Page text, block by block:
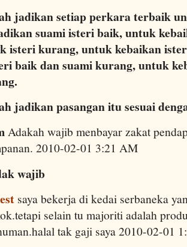
jadikan setiap perkara terbaik
suami isteri baik, untuk
isteri kurang, untuk kebaikan
baik dan suami kurang, untuk
jadikan pasangan itu sesuai
Adakah wajib menbayar zakat
2010-02-01 3:21 AM
wajib
saya bekerja di kedai serbaneka
selain tu majoriti adalah
tak gaji saya 2010-02-01